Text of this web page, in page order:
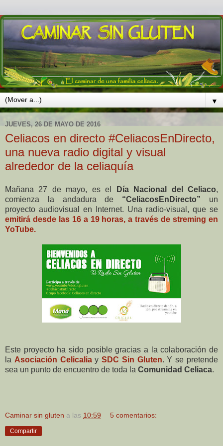
▼
JUEVES, 26 DE MAYO DE 2016
Celiacos en directo #CeliacosEnDirecto,
una nueva radio digital y visual
alrededor de la celiaquía
Mañana 27 de mayo, es el Día Nacional del Celiaco,
comienza la andadura de “CeliacosEnDirecto” un
proyecto audiovisual en Internet. Una radio-visual, que se
emitirá desde las 16 a 19 horas, a través de streming en
YoTube.
Este proyecto ha sido posible gracias a la colaboración de
la Asociación Celicalia ySDC Sin Gluten. Y se pretende
sea un punto de encuentro de toda la Comunidad Celiaca.
Caminar sin gluten a las 10:59 5 comentarios:
Compartir